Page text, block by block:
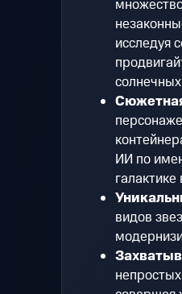
исследуя
ИИ по
видов